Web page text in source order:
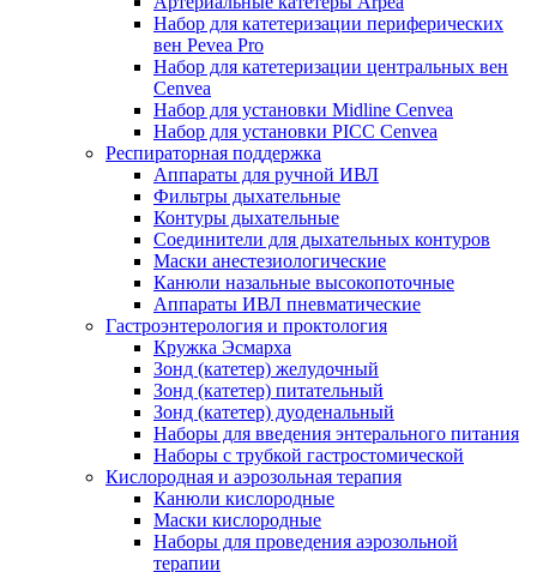
Набор для катетеризации периферических
вен Pevea Pro
Набор для катетеризации центральных вен
Cenvea
Набор для установки Midline Cenvea
Набор для установки PICC Cenvea
Респираторная поддержка
Аппараты для ручной ИВЛ
Фильтры дыхательные
Контуры дыхательные
Соединители для дыхательных контуров
Маски анестезиологические
Канюли назальные высокопоточные
Аппараты ИВЛ пневматические
Гастроэнтерология и проктология
Кружка Эсмарха
Зонд (катетер) желудочный
Зонд (катетер) питательный
Зонд (катетер) дуоденальный
Наборы для введения энтерального питания
Наборы с трубкой гастростомической
Кислородная и аэрозольная терапия
Канюли кислородные
Маски кислородные
Наборы для проведения аэрозольной
терапии